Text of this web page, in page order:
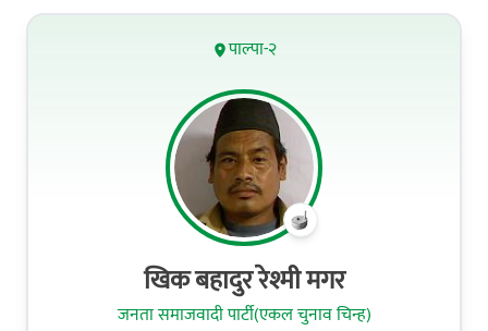
पाल्पा-२
खिक बहादुर रेश्मी मगर
जनता समाजवादी पार्टी(एकल चुनाव चिन्ह)